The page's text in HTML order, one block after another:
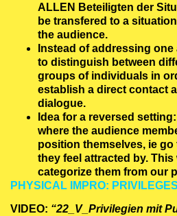
ALLEN Beteiligten der
be transfered to a
the audience.
Instead of addressing
to distinguish between
groups of individuals in
establish a direct contact
dialogue.
Idea for a reversed
where the audience
position themselves, ie
they feel attracted by.
categorize them from our
PHYSICAL IMPRO:
VIDEO: “22_V_Privilegien mit